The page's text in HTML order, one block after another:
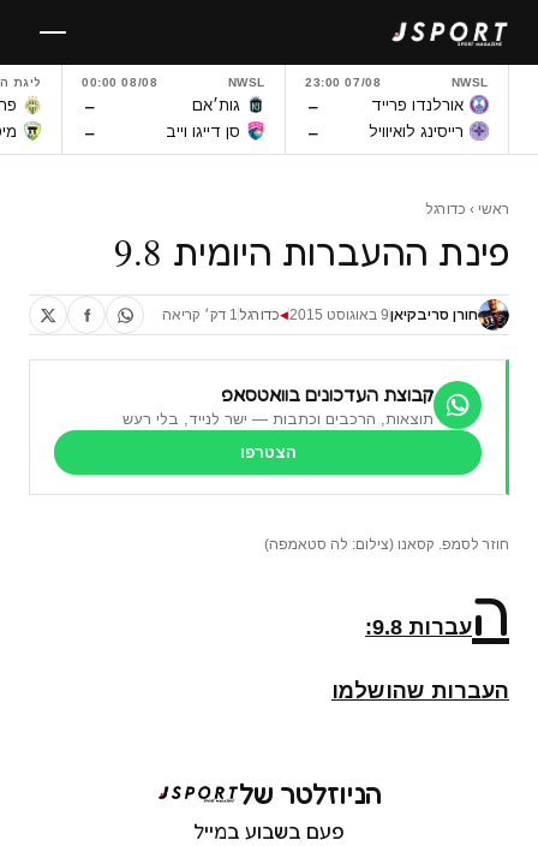
לתוכן
NWSL
07/08 23:00
אורלנדו פרייד –
רייסינג לואיוויל –
NWSL
08/08 00:00
גות׳אם –
סן דייגו וייב –
ליגת
ראשי › כדורגל
פינת ההעברות היומית 9.8
חורן סריבקיאן9 באוגוסט 2015 ◀כדורגל 1 דק׳ קריאה
קבוצת העדכונים בוואטסאפ
תוצאות, הרכבים וכתבות — ישר לנייד, בלי רעש
הצטרפו
חוזר לסמפ. קסאנו (צילום: לה סטאמפה)
העברות 9.8
:
העברות שהושלמו
הניוזלטר של
פעם בשבוע במייל